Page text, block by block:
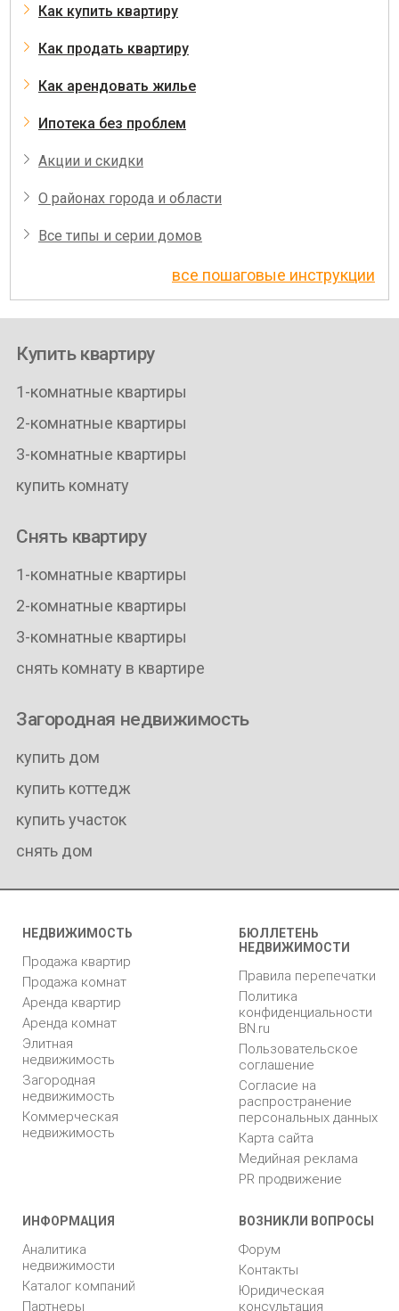
Как купить квартиру
Как продать квартиру
Как арендовать жилье
Ипотека без проблем
Акции и скидки
О районах города и области
Все типы и серии домов
все пошаговые инструкции
Купить квартиру
1-комнатные квартиры
2-комнатные квартиры
3-комнатные квартиры
купить комнату
Снять квартиру
1-комнатные квартиры
2-комнатные квартиры
3-комнатные квартиры
снять комнату в квартире
Загородная недвижимость
купить дом
купить коттедж
купить участок
снять дом
НЕДВИЖИМОСТЬ
Продажа квартир
Продажа комнат
Аренда квартир
Аренда комнат
Элитная
недвижимость
Загородная
недвижимость
Коммерческая
недвижимость
БЮЛЛЕТЕНЬ
НЕДВИЖИМОСТИ
Правила перепечатки
Политика
конфиденциальности
BN.ru
Пользовательское
соглашение
Согласие на
распространение
персональных данных
Карта сайта
Медийная реклама
PR продвижение
ИНФОРМАЦИЯ
Аналитика
недвижимости
Каталог компаний
Партнеры
ВОЗНИКЛИ ВОПРОСЫ
Форум
Контакты
Юридическая
консультация